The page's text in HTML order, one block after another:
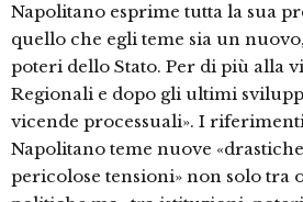
Napolitano esprime tutta la sua
quello che egli teme sia un
poteri dello Stato. Per di più alla
Regionali e dopo gli ultimi
vicende processuali». I
Napolitano teme nuove
pericolose tensioni» non solo tra